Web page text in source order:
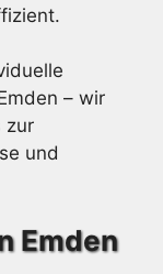
– wir
zur
und
Emden